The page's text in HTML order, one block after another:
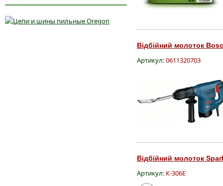
Відбійний молоток
Артикул:0611320703
Відбійний молоток
Артикул: К-306Е